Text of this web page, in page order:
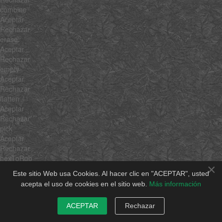
×
Este sitio Web usa Cookies. Al hacer clic en "ACEPTAR", usted
acepta el uso de cookies en el sitio web. Más información
ACEPTAR Rechazar
combine
Aceptar
Rechazar
erase
Aceptar
Rechazar
empty
Aceptar
Rechazar
flatten
Aceptar
Rechazar
pick
Aceptar
Rechazar
hexToRgb
Rechazar
rgbToHex